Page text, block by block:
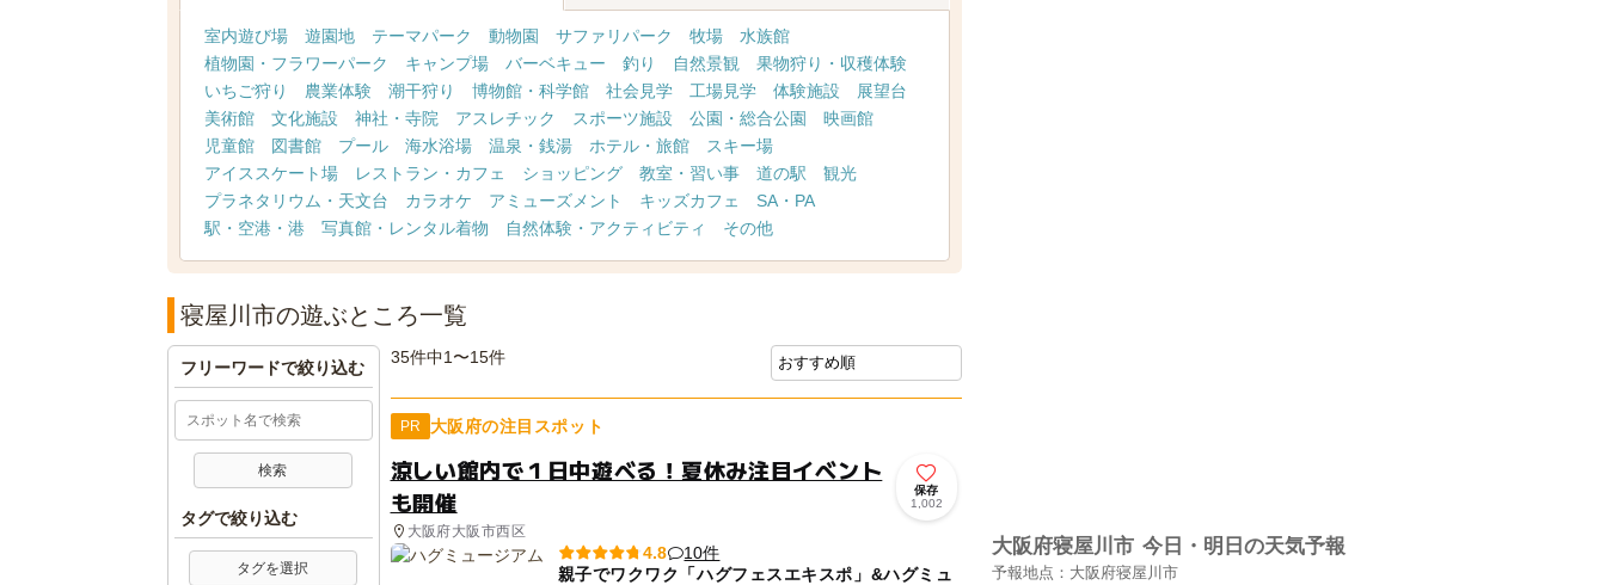
室内遊び場 遊園地 テーマパーク 動物園 サファリパーク 牧場
水族館
植物園・フラワーパーク
キャンプ場 バーベキュー 釣り 自然景観
果物狩り・収穫体験
いちご狩り
農業体験 潮干狩り 博物館・科学館 社会見学 工場見学 体験施設
展望台
美術館
文化施設 神社・寺院 アスレチック スポーツ施設 公園・総合公園
映画館
児童館
図書館 プール 海水浴場 温泉・銭湯 ホテル・旅館
スキー場
アイススケート場
レストラン・カフェ ショッピング 教室・習い事 道の駅
観光
プラネタリウム・天文台
カラオケ アミューズメント キッズカフェ
SA・PA
駅・空港・港
写真館・レンタル着物 自然体験・アクティビティ その他
寝屋川市の遊ぶところ一覧
35件中1〜15件
PR 大阪府の注目スポット
涼しい館内で１日中遊べる！夏休み注目イベント
も開催
大阪府大阪市西区
保存
1,002
4.8
10件
親子でワクワク「ハグフェスエキスポ」&ハグミュ
フリーワードで絞り込む
タグで絞り込む
タグを選択
大阪府寝屋川市 今日・明日の天気予報
予報地点：大阪府寝屋川市